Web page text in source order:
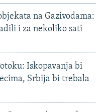
na Gazivodama:
i za nekoliko sati
Iskopavanja bi
Srbija bi trebala